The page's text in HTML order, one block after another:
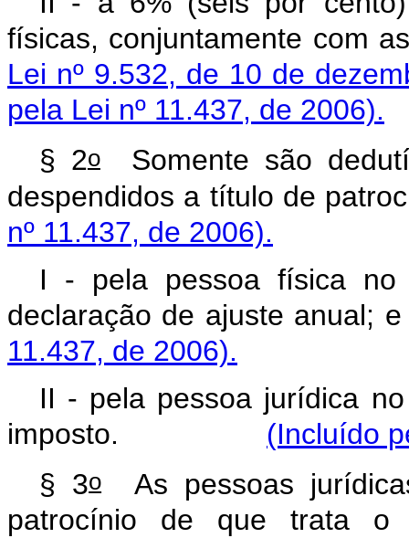
físicas, conjuntamente com
Lei nº 9.532, de 10 de
pela Lei nº 11.437, de 2006).
§ 2oSomente são
despendidos a título
nº 11.437, de 2006).
I - pela pessoa física no
declaração de
11.437, de 2006).
II - pela pessoa jurídica
imposto. (Incluído
§ 3oAs pessoas
patrocínio de que trata